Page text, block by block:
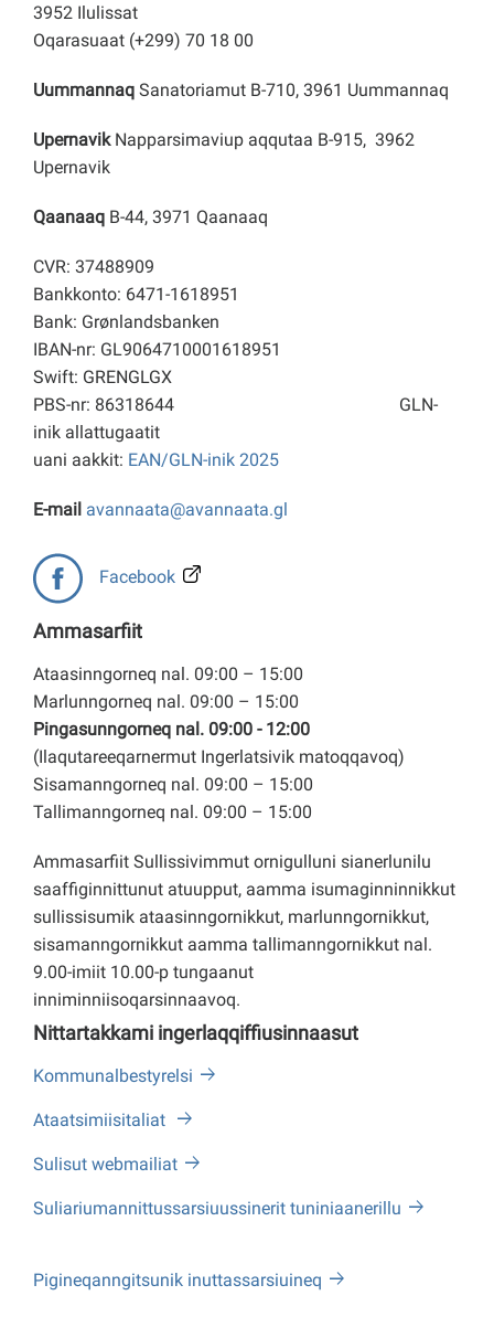
3952 Ilulissat
Oqarasuaat (+299) 70 18 00
Uummannaq Sanatoriamut B-710, 3961 Uummannaq
Upernavik Napparsimaviup aqqutaa B-915, 3962
Upernavik
Qaanaaq B-44, 3971 Qaanaaq
CVR: 37488909
Bankkonto: 6471-1618951
Bank: Grønlandsbanken
IBAN-nr: GL9064710001618951
Swift: GRENGLGX
PBS-nr: 86318644 GLN-
inik allattugaatit
uani aakkit: EAN/GLN-inik 2025
E-mail avannaata@avannaata.gl
Facebook
Ammasarfiit
Ataasinngorneq nal. 09:00 – 15:00
Marlunngorneq nal. 09:00 – 15:00
Pingasunngorneq nal. 09:00 - 12:00
(Ilaqutareeqarnermut Ingerlatsivik matoqqavoq)
Sisamanngorneq nal. 09:00 – 15:00
Tallimanngorneq nal. 09:00 – 15:00
Ammasarfiit Sullissivimmut ornigulluni sianerlunilu
saaffiginnittunut atuupput, aamma isumaginninnikkut
sullissisumik ataasinngornikkut, marlunngornikkut,
sisamanngornikkut aamma tallimanngornikkut nal.
9.00-imiit 10.00-p tungaanut
inniminniisoqarsinnaavoq.
Nittartakkami ingerlaqqiffiusinnaasut
Kommunalbestyrelsi
Ataatsimiisitaliat
Sulisut webmailiat
Suliariumannittussarsiuussinerit tuniniaanerillu
Pigineqanngitsunik inuttassarsiuineq